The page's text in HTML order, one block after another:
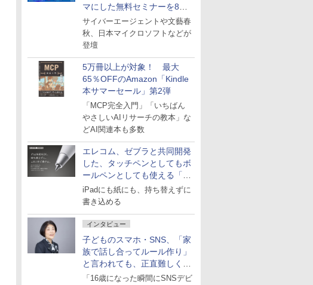
マにした無料セミナーを8月
27日にオンライン開催
サイバーエージェントや文藝春
秋、日本マイクロソフトなどが
登壇
5万冊以上が対象！ 最大
65％OFFのAmazon「Kindle
本サマーセール」第2弾
「MCP完全入門」「いちばん
やさしいAIリサーチの教本」な
どAI関連本も多数
エレコム、ゼブラと共同開発
した、タッチペンとしてもボ
ールペンとしても使える「ス
タイラスツーウェイ」発売
iPadにも紙にも、持ち替えずに
書き込める
インタビュー
子どものスマホ・SNS、「家
族で話し合ってルール作り」
と言われても、正直難しくな
いですか？
「16歳になった瞬間にSNSデビ